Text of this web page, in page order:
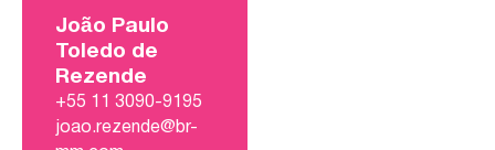
João Paulo
Toledo de
Rezende
+55 11 3090-9195
joao.rezende@br-